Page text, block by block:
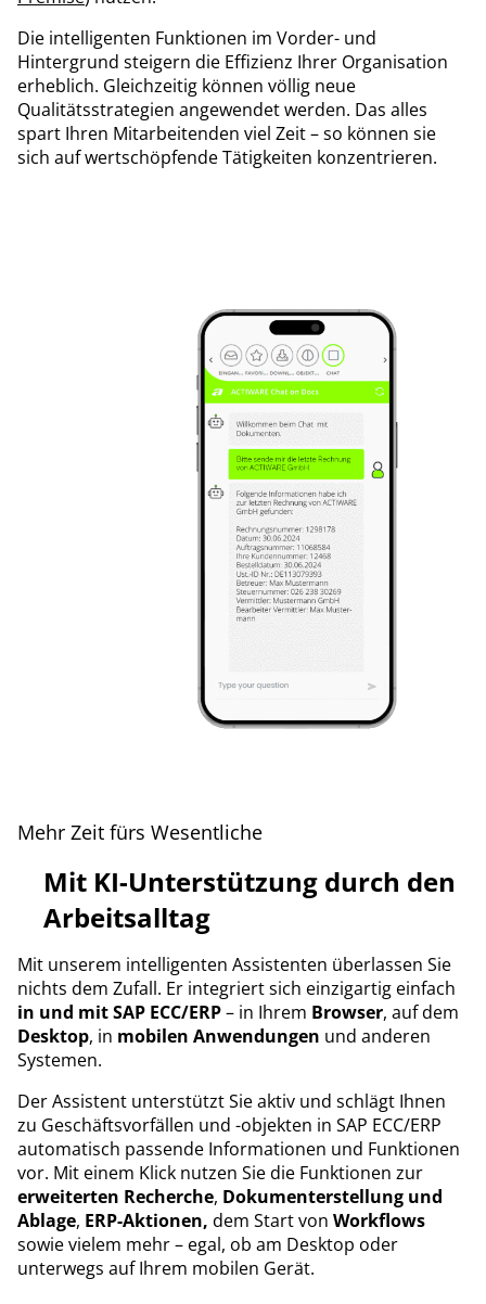
Die intelligenten Funktionen im Vorder- und
Hintergrund steigern die Effizienz Ihrer Organisation
erheblich. Gleichzeitig können völlig neue
Qualitätsstrategien angewendet werden. Das alles
spart Ihren Mitarbeitenden viel Zeit – so können sie
sich auf wertschöpfende Tätigkeiten konzentrieren.
Mehr Zeit fürs Wesentliche
Mit KI-Unterstützung durch den
Arbeitsalltag
Mit unserem intelligenten Assistenten überlassen Sie
nichts dem Zufall. Er integriert sich einzigartig einfach
in und mit SAP ECC/ERP– in Ihrem Browser, auf dem
Desktop, in mobilen Anwendungen und anderen
Systemen.
Der Assistent unterstützt Sie aktiv und schlägt Ihnen
zu Geschäftsvorfällen und -objekten in SAP ECC/ERP
automatisch passende Informationen und Funktionen
vor. Mit einem Klick nutzen Sie die Funktionen zur
erweiterten Recherche, Dokumenterstellung und
Ablage, ERP-Aktionen, dem Start von Workflows
sowie vielem mehr – egal, ob am Desktop oder
unterwegs auf Ihrem mobilen Gerät.